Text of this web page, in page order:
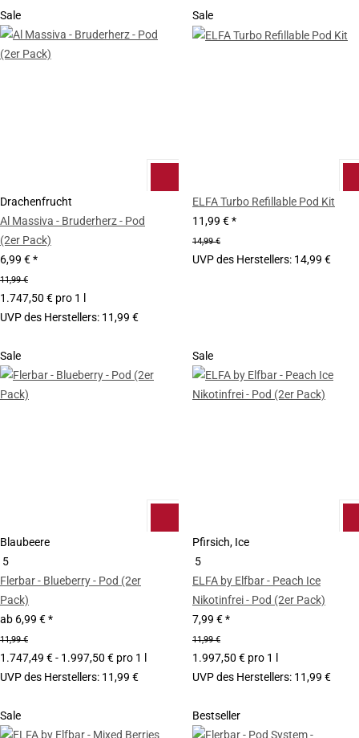
Sale
Drachenfrucht
Al Massiva - Bruderherz - Pod
(2er Pack)
6,99 €*
11,99 €
1.747,50 € pro 1 l
UVP des Herstellers: 11,99 €
Sale
ELFA Turbo Refillable Pod Kit
11,99 €*
14,99 €
UVP des Herstellers: 14,99 €
Sale
Blaubeere
5
Flerbar - Blueberry - Pod (2er
Pack)
ab 6,99 €*
11,99 €
1.747,49 € - 1.997,50 € pro 1 l
UVP des Herstellers: 11,99 €
Sale
Pfirsich, Ice
5
ELFA by Elfbar - Peach Ice
Nikotinfrei - Pod (2er Pack)
7,99 €*
11,99 €
1.997,50 € pro 1 l
UVP des Herstellers: 11,99 €
Sale Bestseller